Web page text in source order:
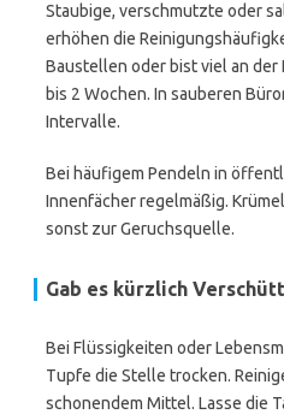
Staubige, verschmutzte oder
erhöhen die
Baustellen oder bist viel an der
bis 2 Wochen. In sauberen
Intervalle.
Bei häufigem Pendeln in
Innenfächer regelmäßig.
sonst zur Geruchsquelle.
Gab es kürzlich
Bei Flüssigkeiten oder
Tupfe die Stelle trocken.
schonendem Mittel. Lasse die